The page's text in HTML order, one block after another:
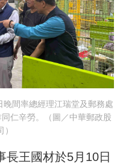
間率總經理江瑞堂及郵務處
仁辛勞。（圖／中華郵政股
長王國材於5月10日